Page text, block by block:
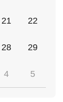
21 22
28 29
4 5